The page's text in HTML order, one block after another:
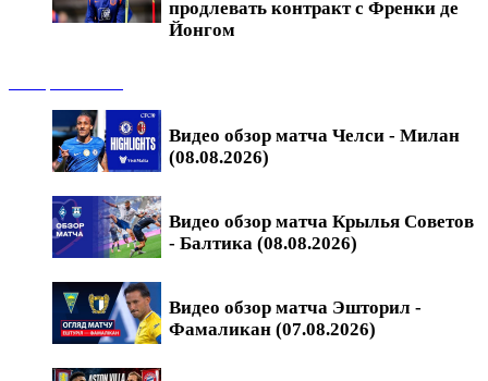
продлевать контракт с Френки де
Йонгом
Видео обзор матча Челси - Милан
(08.08.2026)
Видео обзор матча Крылья Советов
- Балтика (08.08.2026)
Видео обзор матча Эшторил -
Фамаликан (07.08.2026)